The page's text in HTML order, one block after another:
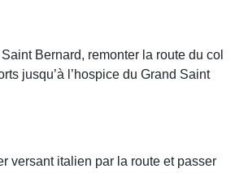
Bernard, remonter la route du col
jusqu’à l’hospice du Grand Saint
versant italien par la route et passer